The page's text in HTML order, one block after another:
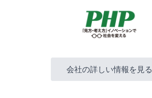
会社の詳しい情報を見る